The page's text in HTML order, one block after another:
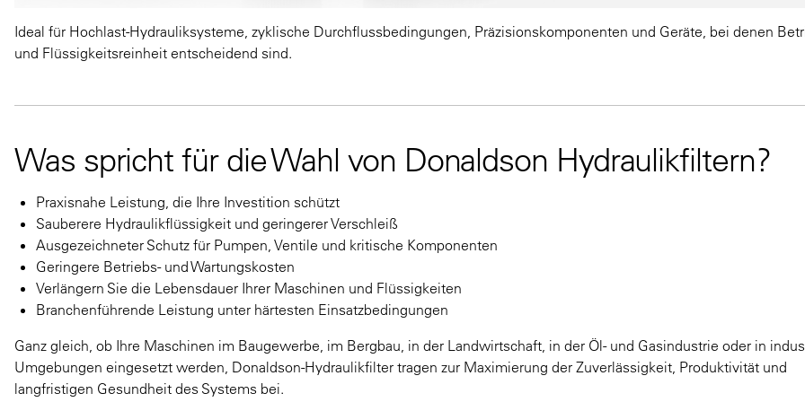
Ideal für Hochlast-Hydrauliksysteme, zyklische Durchflussbedingungen, Präzisionskomponenten und Geräte, bei denen
und Flüssigkeitsreinheit entscheidend sind.
Was spricht für die Wahl von Donaldson Hydraulikfiltern?
Praxisnahe Leistung, die Ihre Investition schützt
Sauberere Hydraulikflüssigkeit und geringerer Verschleiß
Ausgezeichneter Schutz für Pumpen, Ventile und kritische Komponenten
Geringere Betriebs- und Wartungskosten
Verlängern Sie die Lebensdauer Ihrer Maschinen und Flüssigkeiten
Branchenführende Leistung unter härtesten Einsatzbedingungen
Ganz gleich, ob Ihre Maschinen im Baugewerbe, im Bergbau, in der Landwirtschaft, in der Öl- und Gasindustrie oder in
Umgebungen eingesetzt werden, Donaldson-Hydraulikfilter tragen zur Maximierung der Zuverlässigkeit, Produktivität und
langfristigen Gesundheit des Systems bei.